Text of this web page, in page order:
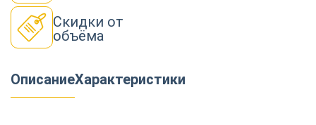
Скидки от
объёма
ОписаниеХарактеристики